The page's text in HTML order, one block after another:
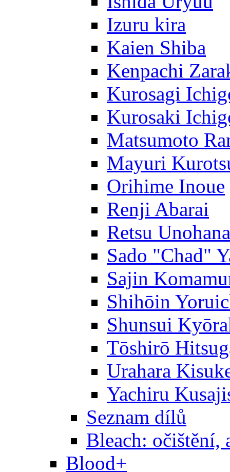
Izuru kira
Kaien Shiba
Kenpachi
Kurosagi
Kurosaki
Matsumoto
Mayuri
Orihime Inoue
Renji Abarai
Retsu Unohana
Sado "Chad"
Sajin
Shihōin
Shunsui
Tōshirō
Urahara
Yachiru
Seznam dílů
Bleach: očištění,
Blood+